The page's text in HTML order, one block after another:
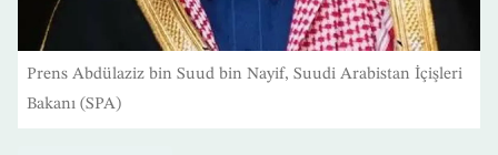
Prens Abdülaziz bin Suud bin Nayif, Suudi Arabistan İçişleri
Bakanı (SPA)